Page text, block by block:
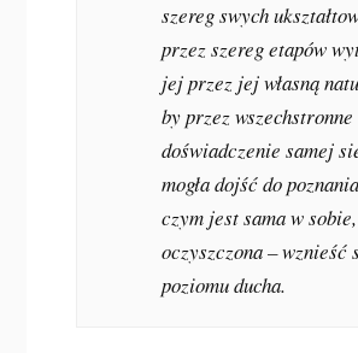
szereg swych
przez szereg etapów
jej przez jej własną
by przez wszechstronne
doświadczenie samej
mogła dojść do
czym jest sama w
oczyszczona – wznieść
poziomu ducha.